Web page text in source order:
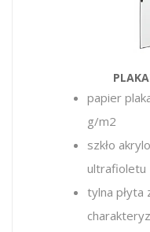
papier
g/m2
szkło
ultrafioletu
tylna płyta